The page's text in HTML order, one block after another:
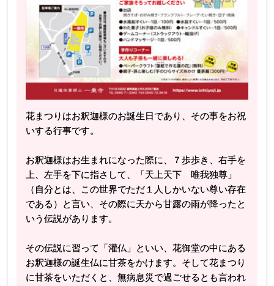
花まつりはお釈迦様のお誕生日であり、その事をお祝
いする行事です。
お釈迦様はお生まれになった際に、７歩歩き、右手を
上、左手を下に指さして、「天上天下 唯我独尊」
（自分とは、この世界でただ１人しかいない尊い存在
である）と言い、その際に天から甘露の雨が降ったと
いう伝説があります。
その伝説に習って「灌仏」といい、花御堂の中にある
お釈迦様の誕生仏に甘茶をかけます。そして花まつり
に甘茶をいただくと、無病息災で過ごせるとも言われ